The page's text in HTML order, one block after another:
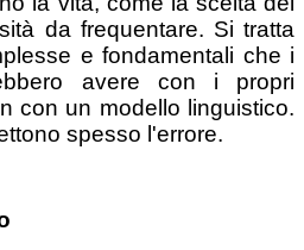
da frequentare. Si tratta
e fondamentali che i
avere con i propri
con un modello linguistico.
spesso l'errore.